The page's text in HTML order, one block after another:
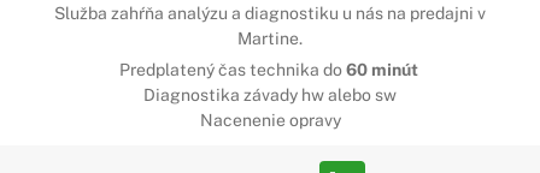
Služba zahŕňa analýzu a diagnostiku u nás na predajni v
Martine.
Predplatený čas technika do60 minút
Diagnostika závady hw alebo sw
Nacenenie opravy